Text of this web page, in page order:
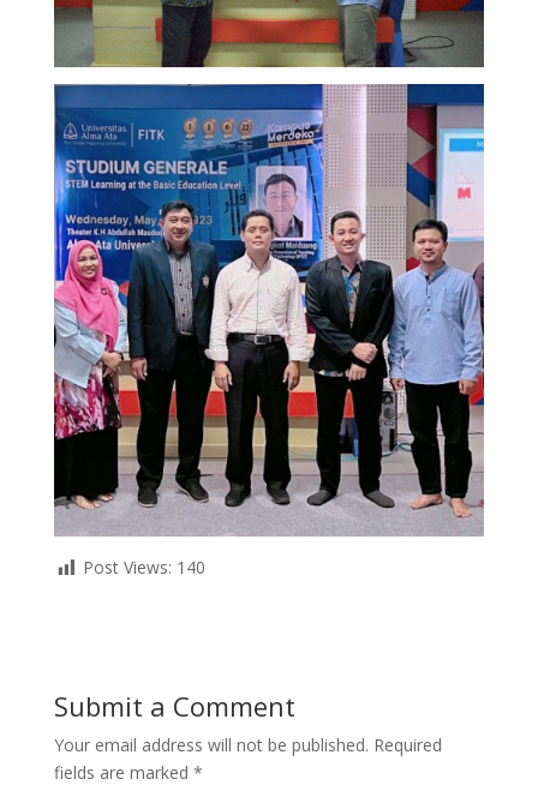
Post Views: 140
Submit a Comment
Your email address will not be published. Required
fields are marked *